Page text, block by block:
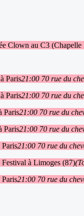
Clown au C3
Paris21:00 70 rue du
Paris21:00 70 rue du
Paris21:00 70 rue du
Paris21:00 70 rue du
21:00 70 rue du
Festival à Limoges (87)
21:00 70 rue du